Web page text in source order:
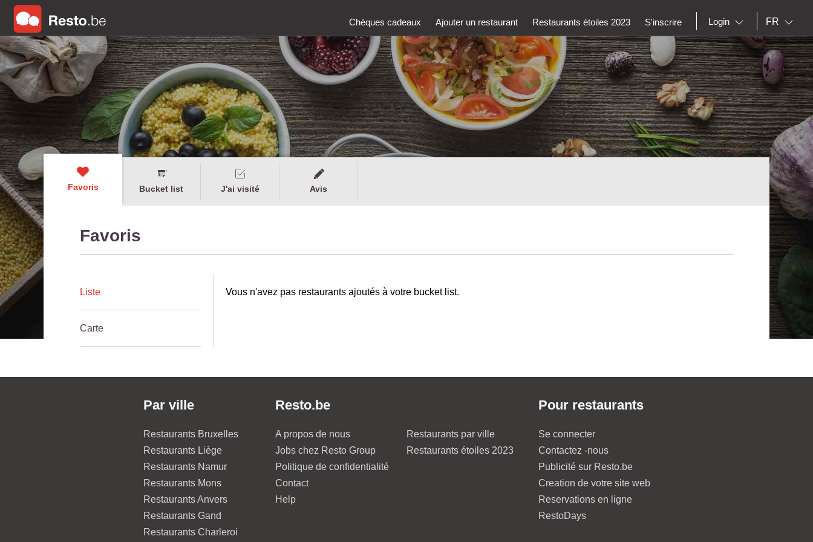
Chèques cadeaux Ajouter un restaurant Restaurants étoiles 2023 S'inscrire Login FR
Favoris Bucket list J'ai visité Avis
Favoris
Liste
Carte
Vous n'avez pas restaurants ajoutés à votre bucket list.
Par ville
Restaurants Bruxelles
Restaurants Liège
Restaurants Namur
Restaurants Mons
Restaurants Anvers
Restaurants Gand
Restaurants Charleroi
Resto.be
A propos de nous
Jobs chez Resto Group
Politique de confidentialité
Contact
Help
Restaurants par ville
Restaurants étoiles 2023
Pour restaurants
Se connecter
Contactez -nous
Publicité sur Resto.be
Creation de votre site web
Reservations en ligne
RestoDays